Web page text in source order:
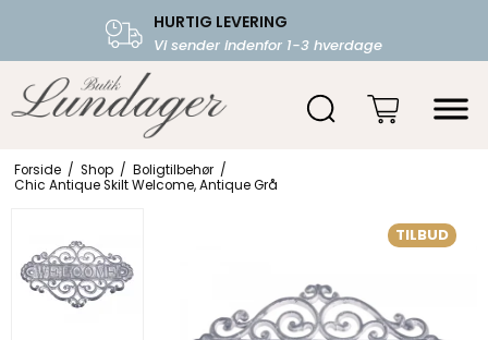
HURTIG LEVERING
Vi sender indenfor 1-3 hverdage
FRI FRAGT OVER 599.-
Starter fra 39,-
Forside / Shop / Boligtilbehør /
Chic Antique Skilt Welcome, Antique Grå
TILBUD